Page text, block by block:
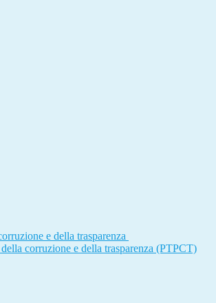
e della trasparenza
corruzione e della trasparenza (PTPCT)